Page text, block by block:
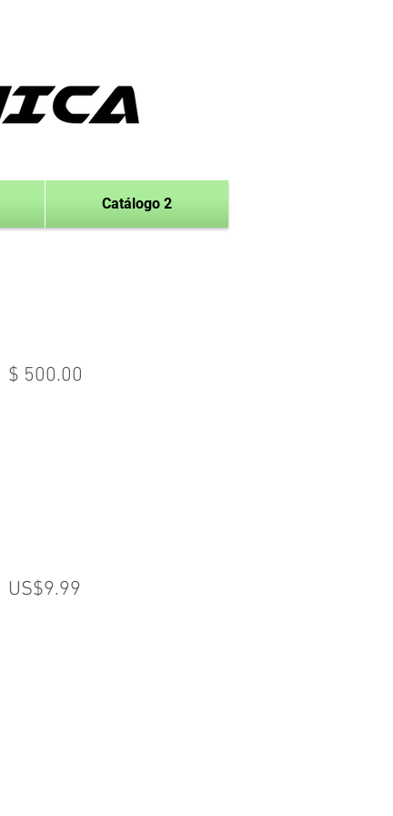
Catálogo 2
$ 500.00
US$9.99